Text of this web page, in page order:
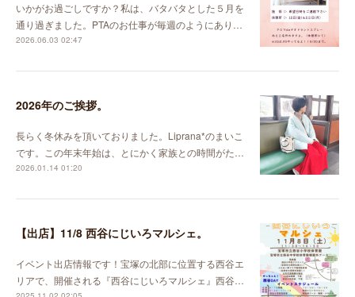
いかがお過ごしですか？私は、バタバタとした５月を
通り過ぎました。PTAのお仕事が毎週のようにあり…
2026.06.03 02:47
2026年のご挨拶。
長らく冬休みを頂いておりました。Liprana*のまいこ
です。この年末年始は、とにかく家族との時間がた…
2026.01.14 01:20
【出店】11/8 西谷にじいろマルシェ。
イベント出店情報です！宝塚の北部に位置する西谷エ
リアで、開催される『西谷にじいろマルシェ』西谷…